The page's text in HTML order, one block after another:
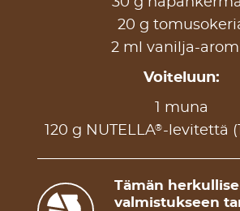
20 g
2 ml vanilja-
Voiteluun:
1 muna
120 g NUTELLA®-levitettä
Tämän
valmistukseen